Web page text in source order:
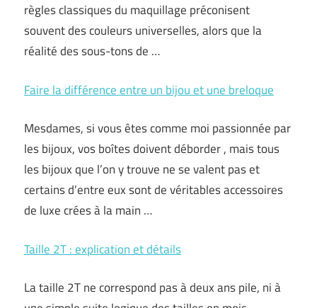
règles classiques du maquillage préconisent
souvent des couleurs universelles, alors que la
réalité des sous-tons de …
Faire la différence entre un bijou et une breloque
Mesdames, si vous êtes comme moi passionnée par
les bijoux, vos boîtes doivent déborder , mais tous
les bijoux que l’on y trouve ne se valent pas et
certains d’entre eux sont de véritables accessoires
de luxe crées à la main …
Taille 2T : explication et détails
La taille 2T ne correspond pas à deux ans pile, ni à